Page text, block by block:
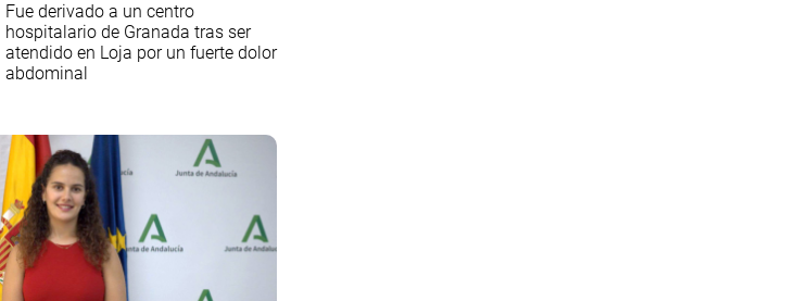
Fue derivado a un centro
hospitalario de Granada tras ser
atendido en Loja por un fuerte dolor
abdominal